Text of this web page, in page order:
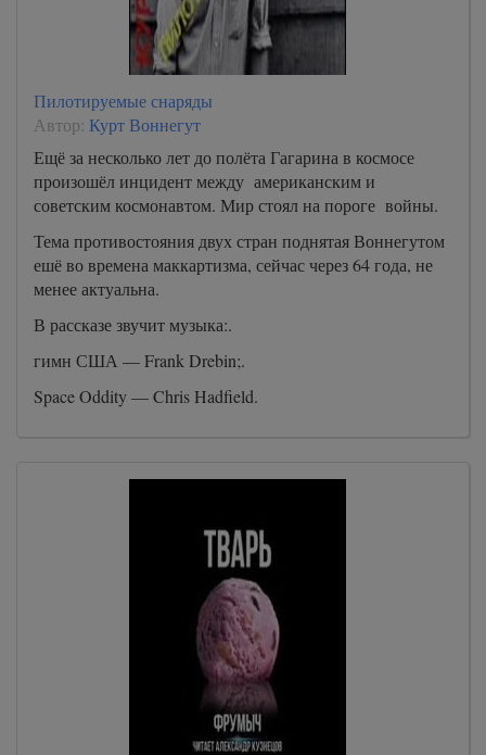
Пилотируемые снаряды
Автор: Курт Воннегут
Ещё за несколько лет до полёта Гагарина в космосе
произошёл инцидент между американским и
советским космонавтом. Мир стоял на пороге войны.
Тема противостояния двух стран поднятая Воннегутом
ешё во времена маккартизма, сейчас через 64 года, не
менее актуальна.
В рассказе звучит музыка:.
гимн США — Frank Drebin;.
Space Oddity — Chris Hadfield.